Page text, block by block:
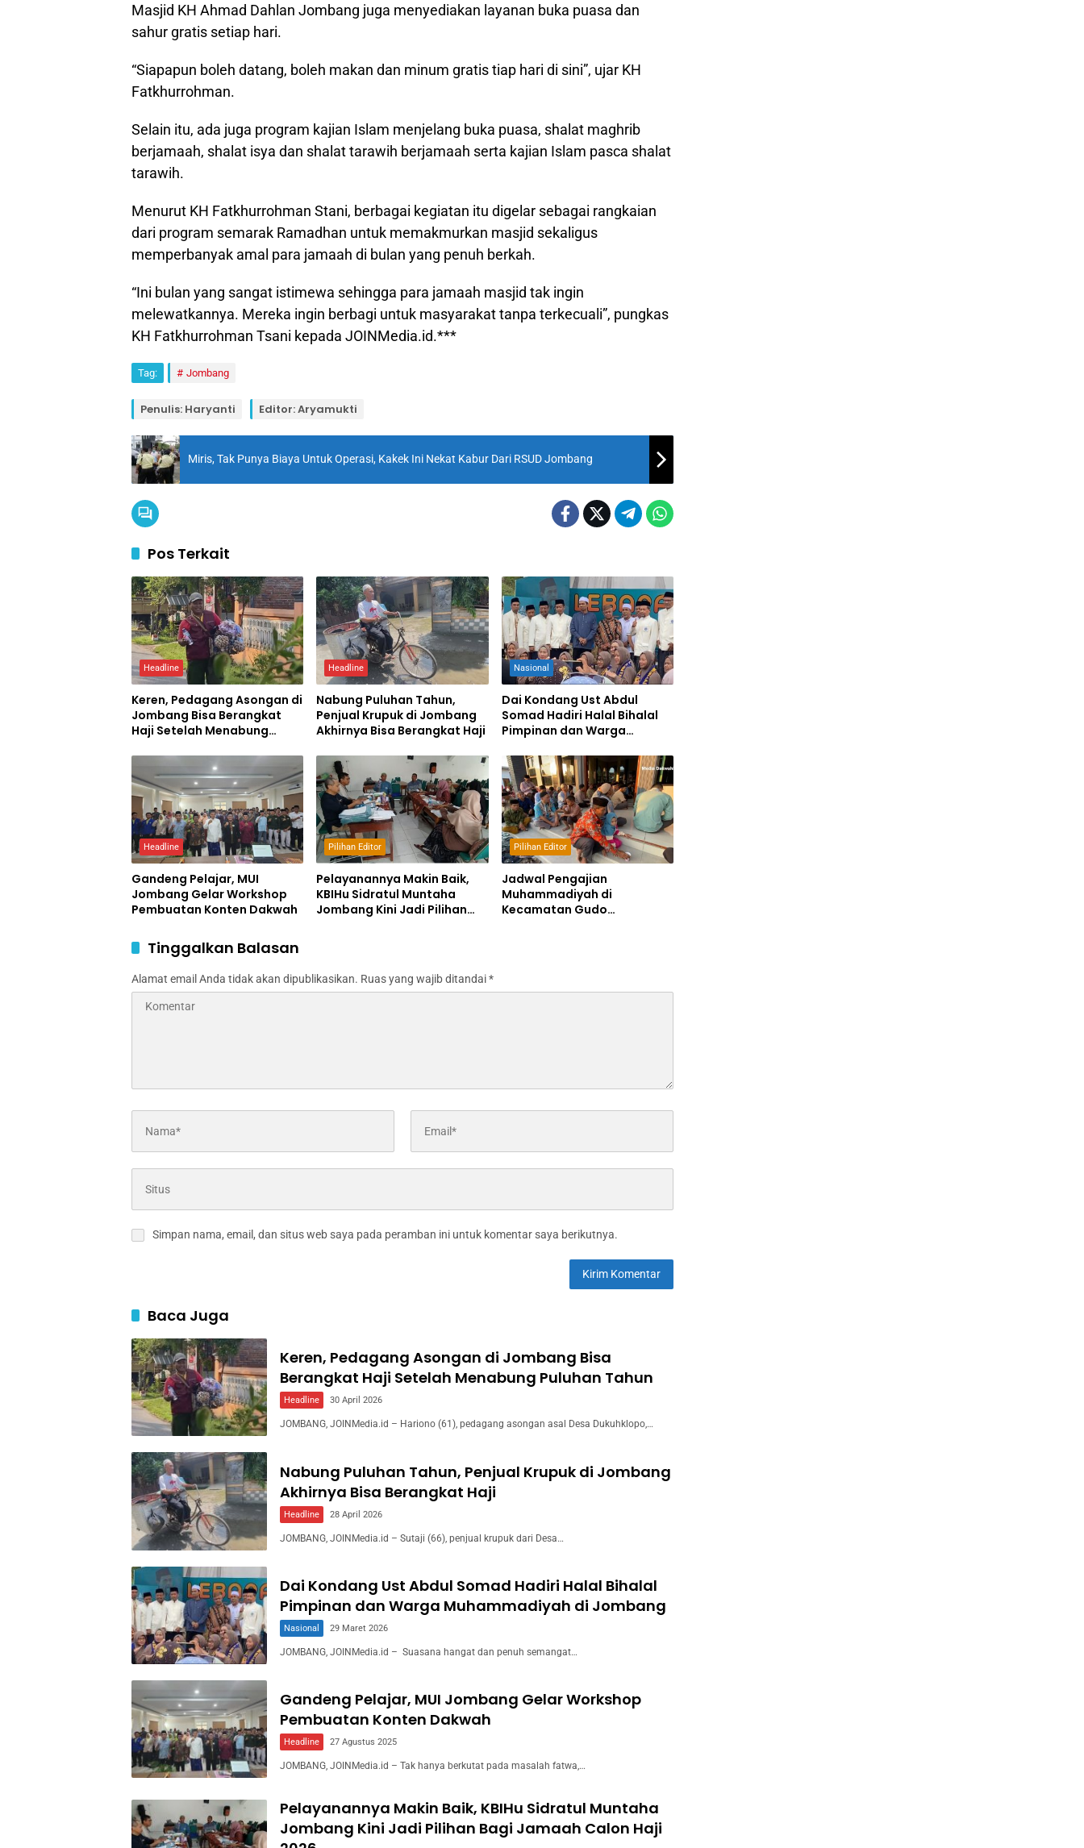
Masjid KH Ahmad Dahlan Jombang juga menyediakan layanan buka puasa dan
sahur gratis setiap hari.
“Siapapun boleh datang, boleh makan dan minum gratis tiap hari di sini”, ujar KH
Fatkhurrohman.
Selain itu, ada juga program kajian Islam menjelang buka puasa, shalat maghrib
berjamaah, shalat isya dan shalat tarawih berjamaah serta kajian Islam pasca shalat
tarawih.
Menurut KH Fatkhurrohman Stani, berbagai kegiatan itu digelar sebagai rangkaian
dari program semarak Ramadhan untuk memakmurkan masjid sekaligus
memperbanyak amal para jamaah di bulan yang penuh berkah.
“Ini bulan yang sangat istimewa sehingga para jamaah masjid tak ingin
melewatkannya. Mereka ingin berbagi untuk masyarakat tanpa terkecuali”, pungkas
KH Fatkhurrohman Tsani kepada JOINMedia.id.***
Tag: Jombang
Penulis: Haryanti Editor: Aryamukti
Miris, Tak Punya Biaya Untuk Operasi, Kakek Ini Nekat Kabur Dari RSUD Jombang
Pos Terkait
Headline
Keren, Pedagang Asongan di
Jombang Bisa Berangkat
Haji Setelah Menabung
Headline
Nabung Puluhan Tahun,
Penjual Krupuk di Jombang
Akhirnya Bisa Berangkat Haji
Nasional
Dai Kondang Ust Abdul
Somad Hadiri Halal Bihalal
Pimpinan dan Warga
Headline
Gandeng Pelajar, MUI
Jombang Gelar Workshop
Pembuatan Konten Dakwah
Pilihan Editor
Pelayanannya Makin Baik,
KBIHu Sidratul Muntaha
Jombang Kini Jadi Pilihan
Pilihan Editor
Jadwal Pengajian
Muhammadiyah di
Kecamatan Gudo
Tinggalkan Balasan
Alamat email Anda tidak akan dipublikasikan. Ruas yang wajib ditandai*
Simpan nama, email, dan situs web saya pada peramban ini untuk komentar saya berikutnya.
Baca Juga
Keren, Pedagang Asongan di Jombang Bisa
Berangkat Haji Setelah Menabung Puluhan Tahun
Headline 30 April 2026
JOMBANG, JOINMedia.id – Hariono (61), pedagang asongan asal Desa Dukuhklopo,…
Nabung Puluhan Tahun, Penjual Krupuk di Jombang
Akhirnya Bisa Berangkat Haji
Headline 28 April 2026
JOMBANG, JOINMedia.id – Sutaji (66), penjual krupuk dari Desa…
Dai Kondang Ust Abdul Somad Hadiri Halal Bihalal
Pimpinan dan Warga Muhammadiyah di Jombang
Nasional 29 Maret 2026
JOMBANG, JOINMedia.id – Suasana hangat dan penuh semangat…
Gandeng Pelajar, MUI Jombang Gelar Workshop
Pembuatan Konten Dakwah
Headline 27 Agustus 2025
JOMBANG, JOINMedia.id – Tak hanya berkutat pada masalah fatwa,…
Pelayanannya Makin Baik, KBIHu Sidratul Muntaha
Jombang Kini Jadi Pilihan Bagi Jamaah Calon Haji